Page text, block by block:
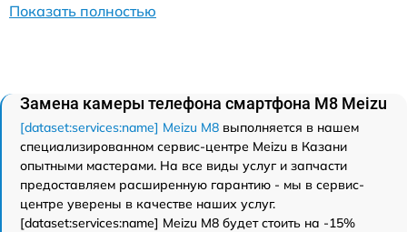
Показать полностью
Замена камеры телефона смартфона M8 Meizu
[dataset:services:name] Meizu M8 выполняется в нашем
специализированном сервис-центре Meizu в Казани
опытными мастерами. На все виды услуг и запчасти
предоставляем расширенную гарантию - мы в сервис-
центре уверены в качестве наших услуг.
[dataset:services:name] Meizu M8 будет стоить на -15%